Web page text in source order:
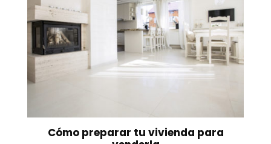
Cómo preparar tu vivienda para